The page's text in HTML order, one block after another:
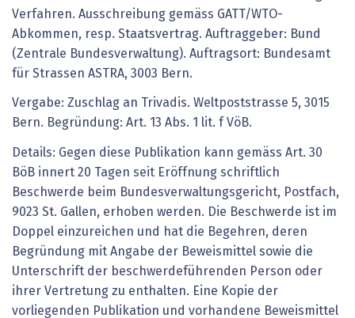
Verfahren. Ausschreibung gemäss GATT/WTO-
Abkommen, resp. Staatsvertrag. Auftraggeber: Bund
(Zentrale Bundesverwaltung). Auftragsort: Bundesamt
für Strassen ASTRA, 3003 Bern.
Vergabe: Zuschlag an Trivadis. Weltpoststrasse 5, 3015
Bern. Begründung: Art. 13 Abs. 1 lit. f VöB.
Details: Gegen diese Publikation kann gemäss Art. 30
BöB innert 20 Tagen seit Eröffnung schriftlich
Beschwerde beim Bundesverwaltungsgericht, Postfach,
9023 St. Gallen, erhoben werden. Die Beschwerde ist im
Doppel einzureichen und hat die Begehren, deren
Begründung mit Angabe der Beweismittel sowie die
Unterschrift der beschwerdeführenden Person oder
ihrer Vertretung zu enthalten. Eine Kopie der
vorliegenden Publikation und vorhandene Beweismittel